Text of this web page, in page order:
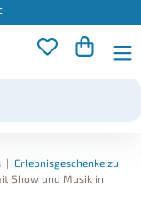
| Erlebnisgeschenke zu
Show und Musik in